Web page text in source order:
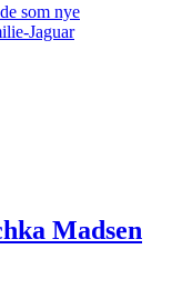
som nye
Jaguar
Madsen